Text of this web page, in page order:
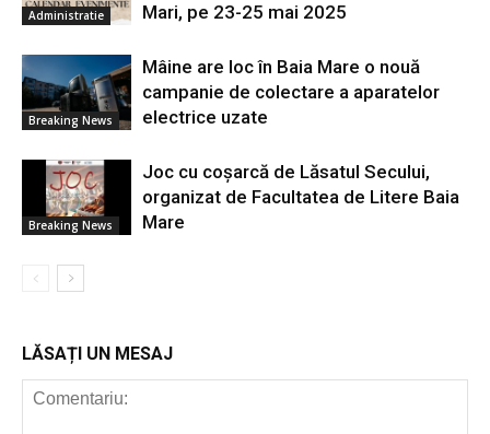
Administratie
Mari, pe 23-25 mai 2025
Breaking News
Mâine are loc în Baia Mare o nouă
campanie de colectare a aparatelor
electrice uzate
Breaking News
Joc cu coșarcă de Lăsatul Secului,
organizat de Facultatea de Litere Baia
Mare
LĂSAȚI UN MESAJ